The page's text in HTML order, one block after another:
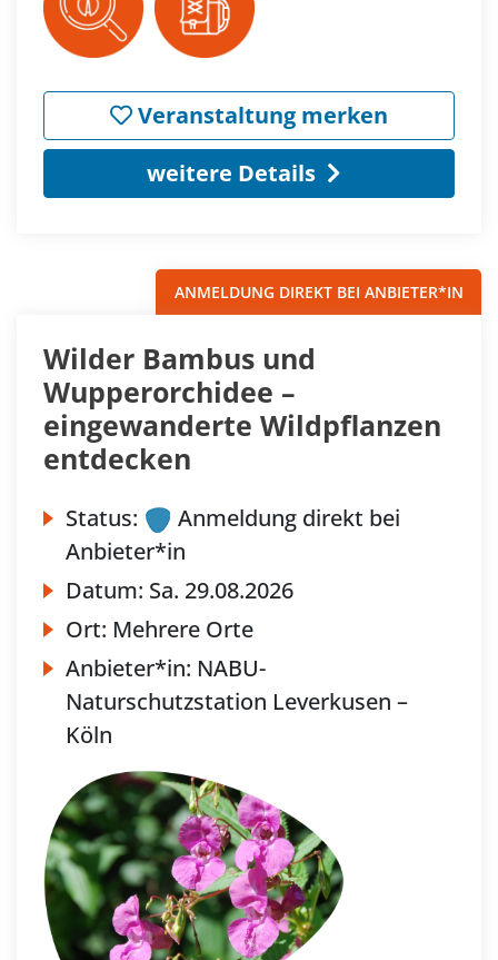
Veranstaltung merken
weitere Details
ANMELDUNG DIREKT BEI ANBIETER*IN
Wilder Bambus und
Wupperorchidee –
eingewanderte Wildpflanzen
entdecken
Status:
Anmeldung direkt bei
Anbieter*in
Datum: Sa. 29.08.2026
Ort: Mehrere Orte
Anbieter*in: NABU-
Naturschutzstation Leverkusen –
Köln